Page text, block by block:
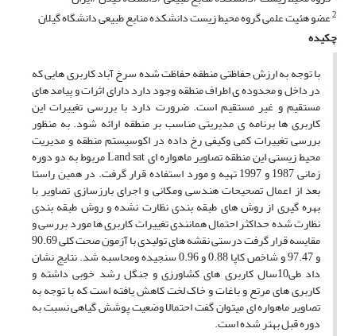
2عضو هئیت علمی گروه محیط زیست دانشکده منابع طبیعی دانشگاه گیلان
چکیده
با توجه به ارزش حفاظتی منطقه حفاظت شده سرخ آباد کاربری هایی که
در داخل و محدوده ی اطراف منطقه وجود دارد دارای اثرات و پیامد های
مستقیم و غیر مستقیم است. ضرورت دارد با بررسی تغییرات این
کاربری ها برنامه ی مدیریتی مناسب بر منطقه ارائه شود. به منظور
بررسی تغییرات کمی وکیفی رخ داده در اکوسیستم منطقه و مدیریت
محیط زیستی این منطقه تصاویر ماهواره ای Land sat مربوط به دو دوره
زمانی 1987 و 1997 تهیه و مورد استفاده قرار گرفت. در همین راستا
بعد از اعمال تصحیحات هندسی ومکانی و اجرای بارزسازی تصاویر با
بهره گیری از روش های طبقه بندی نظارت نشده و روش طبقه بندی
نظارت شده حداکثر احتمال همانندی تغییرات کاربری ها مورد بررسی و
مقایسه قرار گرفت درستی نقشه های تولیدی با آزمون صحت کلی 90.69
و 97.47 و شاخص کاپا 0.88 و 0.96 سنجیده ومحاسبه شد. نتایج نشان
داد طی10سال کاربری های کشاورزی و جنگل رشد خوبی داشته و
کاربری های مرتع و باغات و خاک لخت کاهش یافته است که با توجه به
تصاویر ماهواره ای میتوان گفت احتمالا وضعیت پوشش گیاهی نسبت به
دوره قبل بهتر شده است.